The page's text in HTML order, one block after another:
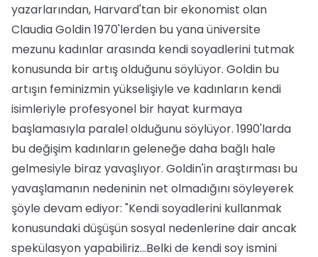
yazarlarından, Harvard'tan bir ekonomist olan
Claudia Goldin 1970'lerden bu yana üniversite
mezunu kadınlar arasında kendi soyadlerini tutmak
konusunda bir artış olduğunu söylüyor. Goldin bu
artışın feminizmin yükselişiyle ve kadınların kendi
isimleriyle profesyonel bir hayat kurmaya
başlamasıyla paralel olduğunu söylüyor. 1990'larda
bu değişim kadınların geleneğe daha bağlı hale
gelmesiyle biraz yavaşlıyor. Goldin'in araştırması bu
yavaşlamanın nedeninin net olmadığını söyleyerek
şöyle devam ediyor: "Kendi soyadlerini kullanmak
konusundaki düşüşün sosyal nedenlerine dair ancak
spekülasyon yapabiliriz...Belki de kendi soy ismini